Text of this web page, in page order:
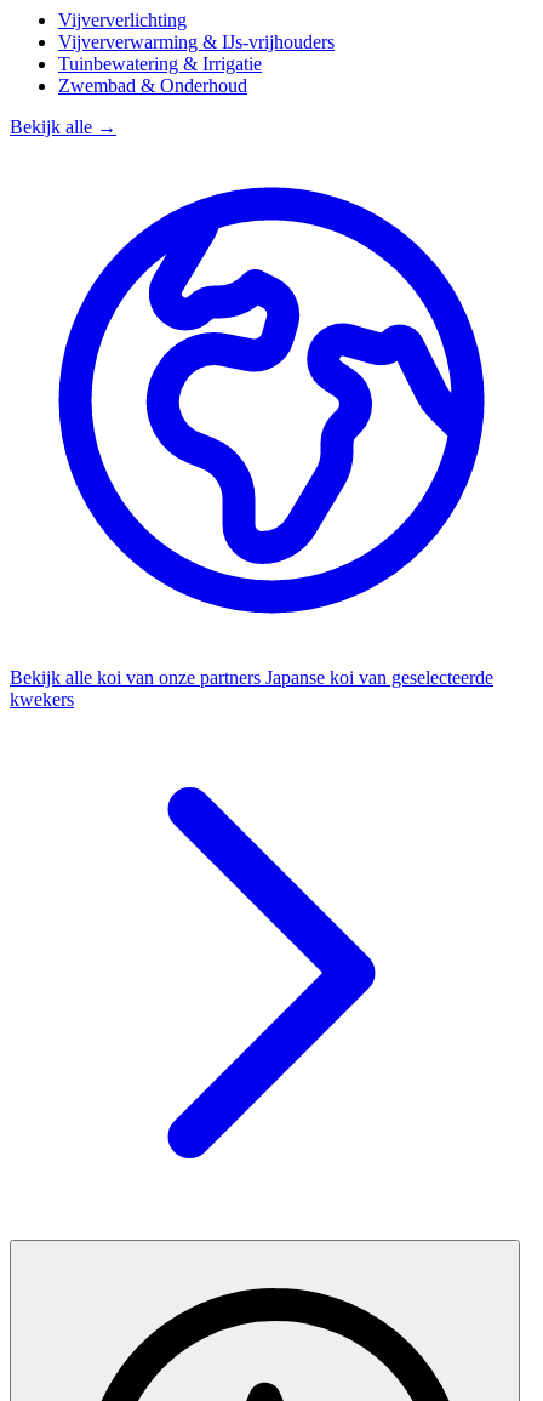
Vijververlichting
Vijververwarming & IJs-vrijhouders
Tuinbewatering & Irrigatie
Zwembad & Onderhoud
Bekijk alle →
Bekijk alle koi van onze partners Japanse koi van geselecteerde
kwekers